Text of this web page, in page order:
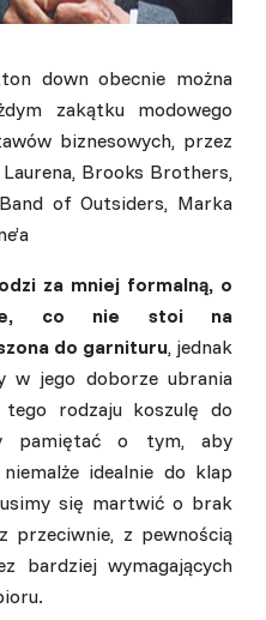
down obecnie można
zakątku modowego
biznesowych, przez
Brooks Brothers,
of Outsiders, Marka
za mniej formalną, o
co nie stoi na
do garnituru, jednak
w jego doborze ubrania
rodzaju koszulę do
pamiętać o tym, aby
idealnie do klap
się martwić o brak
przeciwnie, z pewnością
bardziej wymagających